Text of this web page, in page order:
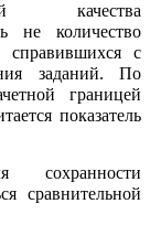
качества
не количество
с
заданий. По
границей
показатель
сохранности
сравнительной